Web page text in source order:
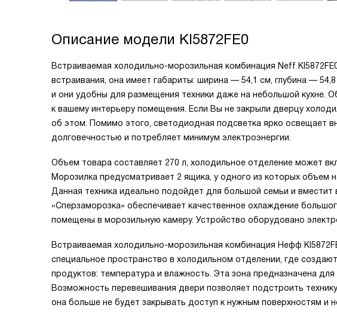
Описание модели KI5872FE0
Встраиваемая холодильно-морозильная комбинация Neff
встраивания, она имеет габариты: ширина — 54,1 см, глубина —
и они удобны для размещения техники даже на небольшой кухне.
к вашему интерьеру помещения. Если Вы не закрыли дверцу
об этом. Помимо этого, светодиодная подсветка ярко освещает
долговечностью и потребляет минимум электроэнергии.
Объем товара составляет 270 л, холодильное отделение может
Морозилка предусматривает 2 ящика, у одного из которых объем
Данная техника идеально подойдет для большой семьи и
«Сперзаморозка» обеспечивает качественное охлаждение
помещены в морозильную камеру. Устройство оборудовано
Встраиваемая холодильно-морозильная комбинация Нефф
специальное пространство в холодильном отделении, где
продуктов: температура и влажность. Эта зона предназначена
Возможность перевешивания двери позволяет подстроить
она больше не будет закрывать доступ к нужным поверхностям и